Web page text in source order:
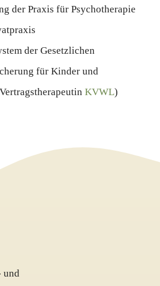
der Praxis für Psychotherapie
der Gesetzlichen
für Kinder und
KVWL)
und